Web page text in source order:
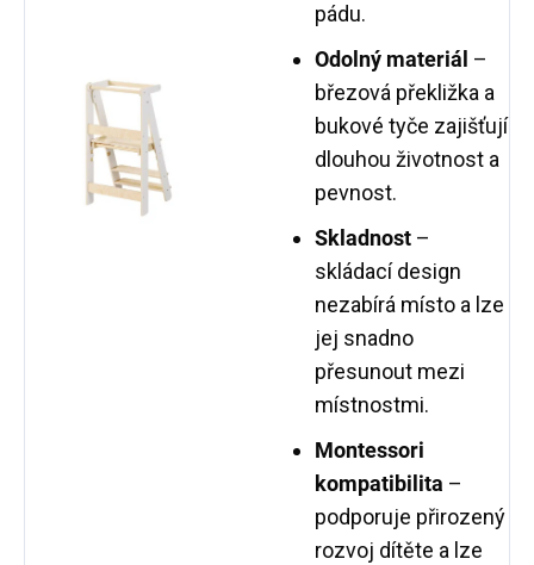
pádu.
Odolný materiál –
březová překližka a
bukové tyče zajišťují
dlouhou životnost a
pevnost.
Skladnost –
skládací design
nezabírá místo a lze
jej snadno
přesunout mezi
místnostmi.
Montessori
kompatibilita –
podporuje přirozený
rozvoj dítěte a lze